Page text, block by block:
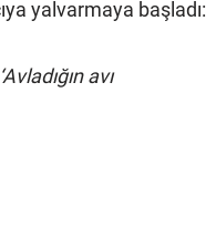
yalvarmaya başladı:
avı